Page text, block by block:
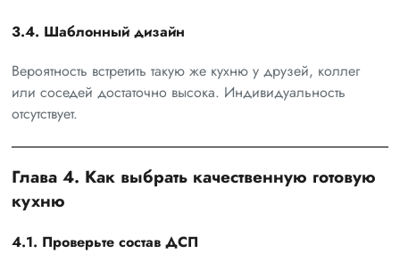
3.4. Шаблонный дизайн
Вероятность встретить такую же кухню у друзей, коллег
или соседей достаточно высока. Индивидуальность
отсутствует.
Глава 4. Как выбрать качественную готовую
кухню
4.1. Проверьте состав ДСП